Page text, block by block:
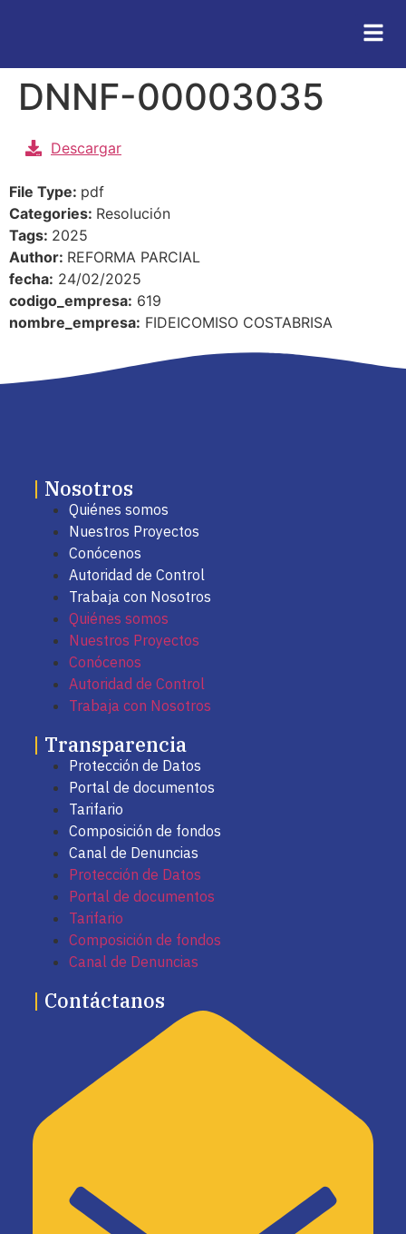
DNNF-00003035
Descargar
File Type: pdf
Categories: Resolución
Tags: 2025
Author: REFORMA PARCIAL
fecha: 24/02/2025
codigo_empresa: 619
nombre_empresa: FIDEICOMISO COSTABRISA
| Nosotros
Quiénes somos
Nuestros Proyectos
Conócenos
Autoridad de Control
Trabaja con Nosotros
Quiénes somos
Nuestros Proyectos
Conócenos
Autoridad de Control
Trabaja con Nosotros
| Transparencia
Protección de Datos
Portal de documentos
Tarifario
Composición de fondos
Canal de Denuncias
Protección de Datos
Portal de documentos
Tarifario
Composición de fondos
Canal de Denuncias
| Contáctanos